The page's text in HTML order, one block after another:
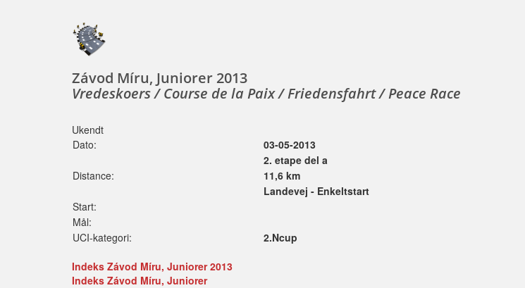
Závod Míru, Juniorer 2013
Vredeskoers / Course de la Paix / Friedensfahrt / Peace Race
Ukendt
Dato:
03-05-2013
2. etape del a
Distance:
11,6 km
Landevej - Enkeltstart
Start:
Mål:
UCI-kategori:
2.Ncup
Indeks Závod Míru, Juniorer 2013
Indeks Závod Míru, Juniorer